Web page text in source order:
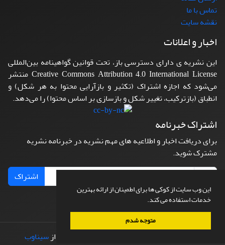
این وب سایت از کوکی ها برای اطمینان از ارائه بهترین
خدمات استفاده می کند.
متوجه شدم
تماس با ما
نقشه سایت
اخبار و اعلانات
این نشریه ی دارای دسترسی باز، تحت قوانین گواهینامه بین‌المللی
Creative Commons Attribution 4.0 International License منتشر
می‌شود که اجازه اشتراک (تکثیر و بازآرایی محتوا به هر شکل) و
انطباق (بازترکیب، تغییر شکل و بازسازی بر اساس محتوا) را می‌دهد.
اشتراک خبرنامه
برای دریافت اخبار و اطلاعیه های مهم نشریه در خبرنامه نشریه
مشترک شوید.
اشتراک
طراحی و پیاده سازی از سیناوب